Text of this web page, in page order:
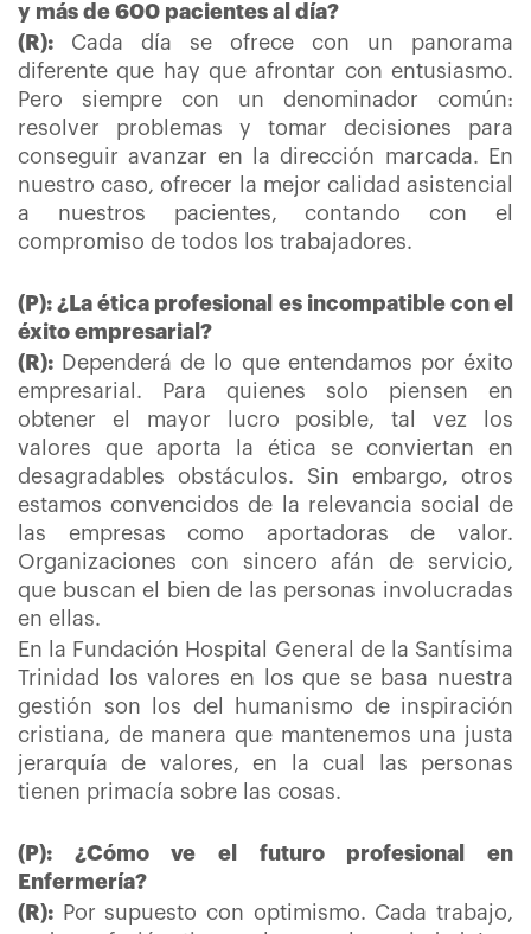
y más de 600 pacientes al día?
(R): Cada día se ofrece con un panorama
diferente que hay que afrontar con entusiasmo.
Pero siempre con un denominador común:
resolver problemas y tomar decisiones para
conseguir avanzar en la dirección marcada. En
nuestro caso, ofrecer la mejor calidad asistencial
a nuestros pacientes, contando con el
compromiso de todos los trabajadores.
(P): ¿La ética profesional es incompatible con el
éxito empresarial?
(R): Dependerá de lo que entendamos por éxito
empresarial. Para quienes solo piensen en
obtener el mayor lucro posible, tal vez los
valores que aporta la ética se conviertan en
desagradables obstáculos. Sin embargo, otros
estamos convencidos de la relevancia social de
las empresas como aportadoras de valor.
Organizaciones con sincero afán de servicio,
que buscan el bien de las personas involucradas
en ellas.
En la Fundación Hospital General de la Santísima
Trinidad los valores en los que se basa nuestra
gestión son los del humanismo de inspiración
cristiana, de manera que mantenemos una justa
jerarquía de valores, en la cual las personas
tienen primacía sobre las cosas.
(P): ¿Cómo ve el futuro profesional en
Enfermería?
(R): Por supuesto con optimismo. Cada trabajo,